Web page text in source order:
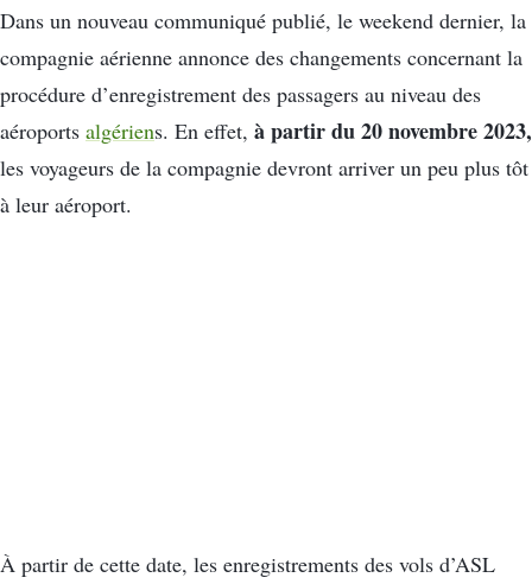
Dans un nouveau communiqué publié, le weekend dernier, la
compagnie aérienne annonce des changements concernant la
procédure d’enregistrement des passagers au niveau des
aéroports algériens. En effet, à partir du 20 novembre 2023,
les voyageurs de la compagnie devront arriver un peu plus tôt
à leur aéroport.
À partir de cette date, les enregistrements des vols d’ASL